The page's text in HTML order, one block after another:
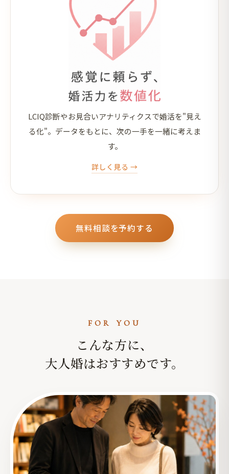
感覚に頼らず、婚活力を数値化
LCIQ診断やお見合いアナリティクスで婚活を"見え
る化"。データをもとに、次の一手を一緒に考えま
す。
詳しく見る →
無料相談を予約する
FOR YOU
こんな方に、
大人婚はおすすめです。